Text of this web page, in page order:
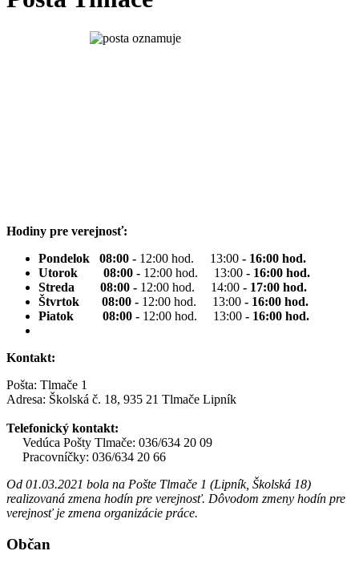
Hodiny pre verejnosť:
Pondelok 08:00 - 12:00 hod. 13:00 - 16:00 hod.
Utorok 08:00 - 12:00 hod. 13:00 - 16:00 hod.
Streda 08:00 - 12:00 hod. 14:00 - 17:00 hod.
Štvrtok 08:00 - 12:00 hod. 13:00 - 16:00 hod.
Piatok 08:00 - 12:00 hod. 13:00 - 16:00 hod.
Kontakt:
Pošta: Tlmače 1
Adresa: Školská č. 18, 935 21 Tlmače Lipník
Telefonický kontakt:
Vedúca Pošty Tlmače: 036/634 20 09
Pracovníčky: 036/634 20 66
Od 01.03.2021 bola na Pošte Tlmače 1 (Lipník, Školská 18)
realizovaná zmena hodín pre verejnosť. Dôvodom zmeny hodín pre
verejnosť je zmena organizácie práce.
Občan